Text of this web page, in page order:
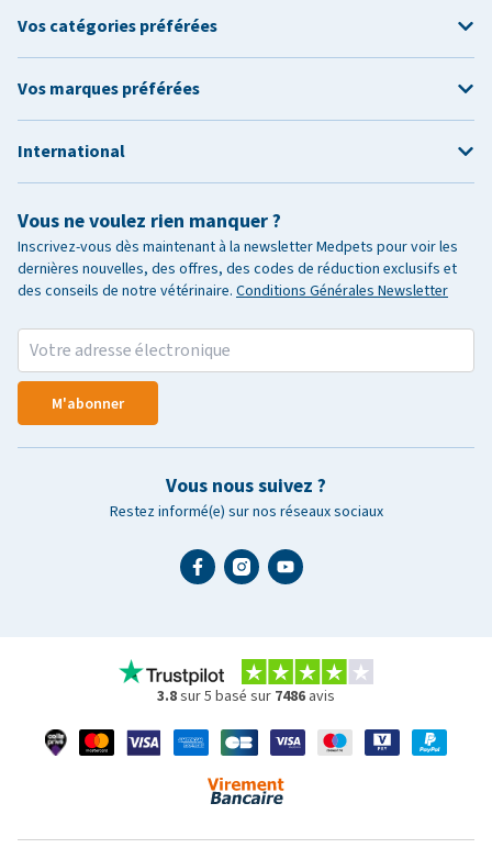
Vous ne voulez rien manquer ?
Inscrivez-vous dès maintenant à la newsletter Medpets pour voir les
dernières nouvelles, des offres, des codes de réduction exclusifs et
des conseils de notre vétérinaire. Conditions Générales Newsletter
M'abonner
Vous nous suivez ?
Restez informé(e) sur nos réseaux sociaux
Vos catégories préférées
Vos marques préférées
International
3.8sur 5 basé sur 7486 avis